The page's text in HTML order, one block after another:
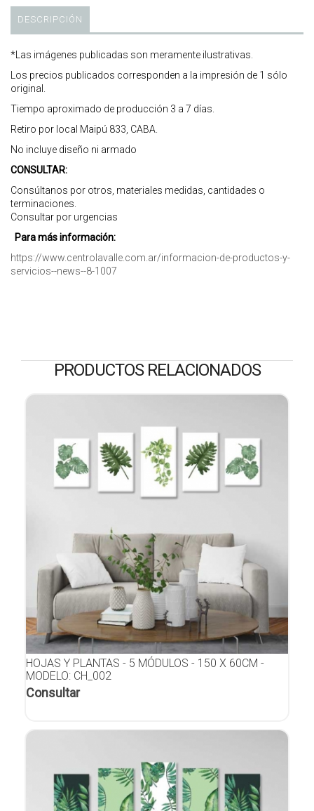
DESCRIPCIÓN
*Las imágenes publicadas son meramente ilustrativas.
Los precios publicados corresponden a la impresión de 1 sólo
original.
Tiempo aproximado de producción 3 a 7 días.
Retiro por local Maipú 833, CABA.
No incluye diseño ni armado
CONSULTAR:
Consúltanos por otros, materiales medidas, cantidades o
terminaciones.
Consultar por urgencias
Para más información:
https://www.centrolavalle.com.ar/informacion-de-productos-y-
servicios--news--8-1007
PRODUCTOS RELACIONADOS
HOJAS Y PLANTAS - 5 MÓDULOS - 150 X 60CM -
MODELO: CH_002
Consultar